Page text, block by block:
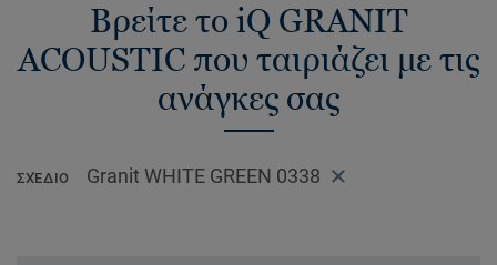
Βρείτε το iQ GRANIT
ACOUSTIC που ταιριάζει με τις
ανάγκες σας
ΣΧΈΔΙΟ Granit WHITE GREEN 0338